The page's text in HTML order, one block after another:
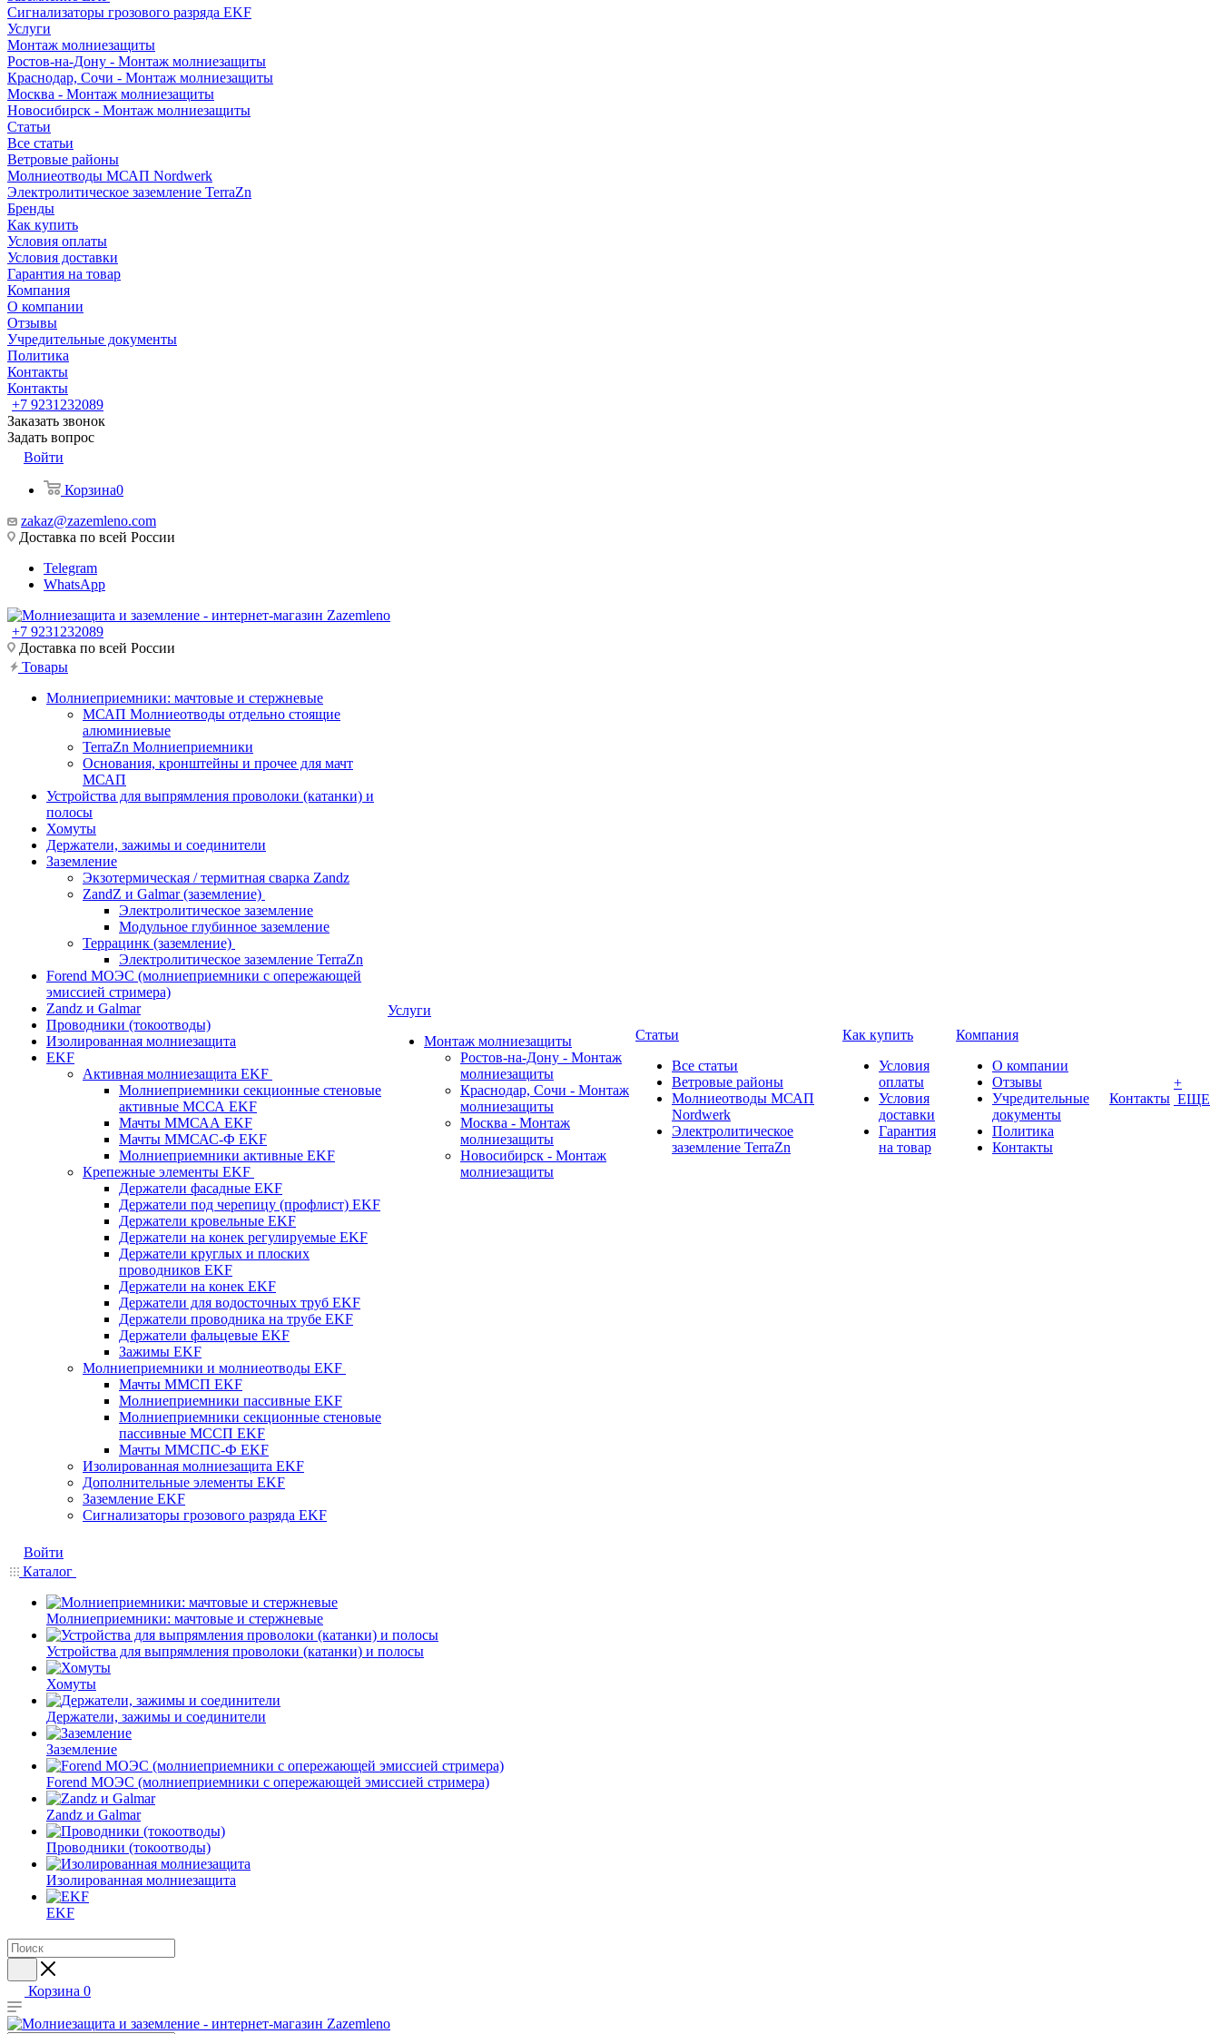
Сигнализаторы грозового разряда EKF
Услуги
Монтаж молниезащиты
Ростов-на-Дону - Монтаж молниезащиты
Краснодар, Сочи - Монтаж молниезащиты
Москва - Монтаж молниезащиты
Новосибирск - Монтаж молниезащиты
Статьи
Все статьи
Ветровые районы
Молниеотводы МСАП Nordwerk
Электролитическое заземление TerraZn
Бренды
Как купить
Условия оплаты
Условия доставки
Гарантия на товар
Компания
О компании
Отзывы
Учредительные документы
Политика
Контакты
Контакты
+7 9231232089
Заказать звонок
Задать вопрос
Войти
Корзина0
zakaz@zazemleno.com
Доставка по всей России
Telegram
WhatsApp
+7 9231232089
Доставка по всей России
Товары
Молниеприемники: мачтовые и стержневые
МСАП Молниеотводы отдельно стоящие
алюминиевые
TerraZn Молниеприемники
Основания, кронштейны и прочее для мачт
МСАП
Устройства для выпрямления проволоки (катанки) и
полосы
Хомуты
Держатели, зажимы и соединители
Заземление
Экзотермическая / термитная сварка Zandz
ZandZ и Galmar (заземление)
Электролитическое заземление
Модульное глубинное заземление
Террацинк (заземление)
Электролитическое заземление TerraZn
Forend МОЭС (молниеприемники с опережающей
эмиссией стримера)
Zandz и Galmar
Проводники (токоотводы)
Изолированная молниезащита
EKF
Активная молниезащита EKF
Молниеприемники секционные стеновые
активные МССА EKF
Мачты ММСАА EKF
Мачты ММСАС-Ф EKF
Молниеприемники активные EKF
Крепежные элементы EKF
Держатели фасадные EKF
Держатели под черепицу (профлист) EKF
Держатели кровельные EKF
Держатели на конек регулируемые EKF
Держатели круглых и плоских
проводников EKF
Держатели на конек EKF
Держатели для водосточных труб EKF
Держатели проводника на трубе EKF
Держатели фальцевые EKF
Зажимы EKF
Молниеприемники и молниеотводы EKF
Мачты ММСП EKF
Молниеприемники пассивные EKF
Молниеприемники секционные стеновые
пассивные МССП EKF
Мачты ММСПС-Ф EKF
Изолированная молниезащита EKF
Дополнительные элементы EKF
Заземление EKF
Сигнализаторы грозового разряда EKF
Услуги
Монтаж молниезащиты
Ростов-на-Дону - Монтаж
молниезащиты
Краснодар, Сочи - Монтаж
молниезащиты
Москва - Монтаж
молниезащиты
Новосибирск - Монтаж
молниезащиты
Статьи
Все статьи
Ветровые районы
Молниеотводы МСАП
Nordwerk
Электролитическое
заземление TerraZn
Как купить
Условия
оплаты
Условия
доставки
Гарантия
на товар
Компания
О компании
Отзывы
Учредительные
документы
Политика
Контакты
Контакты
+
ЕЩЕ
Войти
Каталог
Молниеприемники: мачтовые и стержневые
Устройства для выпрямления проволоки (катанки) и полосы
Хомуты
Держатели, зажимы и соединители
Заземление
Forend МОЭС (молниеприемники с опережающей эмиссией стримера)
Zandz и Galmar
Проводники (токоотводы)
Изолированная молниезащита
EKF
Корзина 0